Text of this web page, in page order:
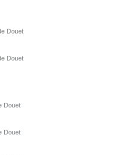
Douet
Douet
Douet
Douet